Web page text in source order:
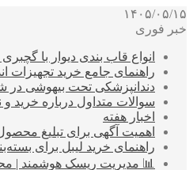
۱۴۰۵/۰۵/۱۵
خبر فوری
انواع قاب بندی دیوار با
راهنمای جامع خرید تجهیزات
دندانپزشکی تحت بیهوشی در
سوالات متداول درباره
اخبار هفته
اهمیت آگهی برای تبلیغ
راهنمای خرید لیبل برای
📊 مدیریت ریسک هوشمند |